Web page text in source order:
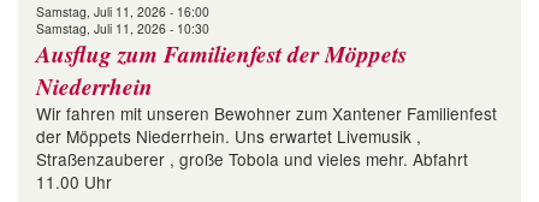
Samstag, Juli 11, 2026 - 16:00
Samstag, Juli 11, 2026 - 10:30
Ausflug zum Familienfest der Möppets
Niederrhein
Wir fahren mit unseren Bewohner zum Xantener Familienfest
der Möppets Niederrhein. Uns erwartet Livemusik ,
Straßenzauberer , große Tobola und vieles mehr. Abfahrt
11.00 Uhr